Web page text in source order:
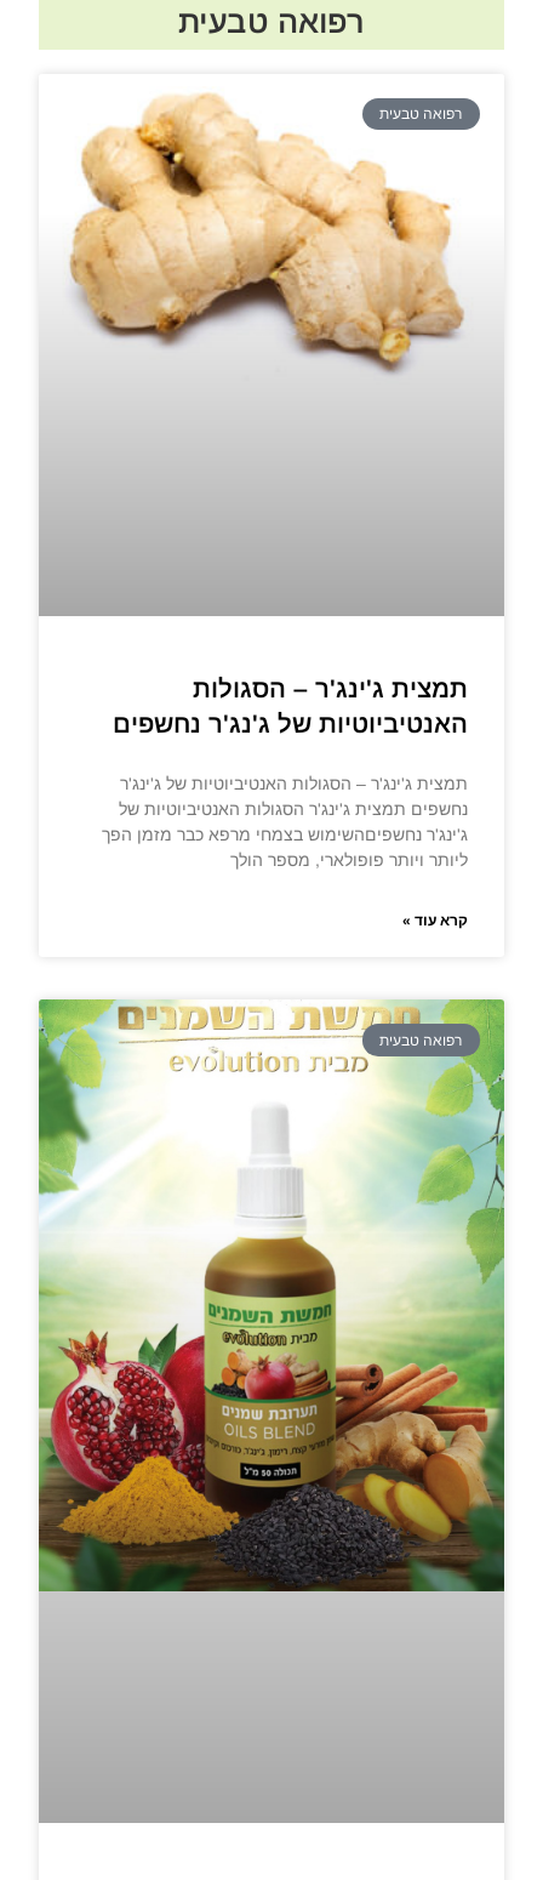
רפואה טבעית
רפואה טבעית
תמצית ג'ינג'ר – הסגולות
האנטיביוטיות של ג'נג'ר נחשפים
תמצית ג'ינג'ר – הסגולות האנטיביוטיות של ג'ינג'ר
נחשפים תמצית ג'ינג'ר הסגולות האנטיביוטיות של
ג'ינג'ר נחשפיםהשימוש בצמחי מרפא כבר מזמן הפך
ליותר ויותר פופולארי, מספר הולך
קרא עוד »
רפואה טבעית